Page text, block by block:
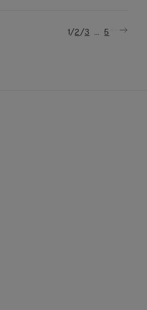
1/2/3 ... 5